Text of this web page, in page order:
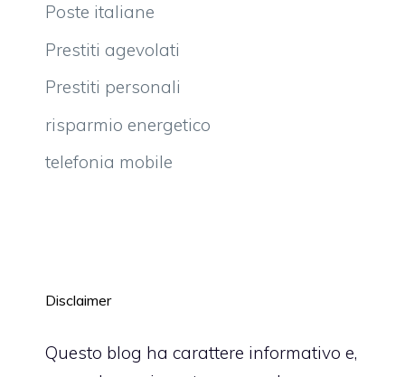
Poste italiane
Prestiti agevolati
Prestiti personali
risparmio energetico
telefonia mobile
Disclaimer
Questo blog ha carattere informativo e,